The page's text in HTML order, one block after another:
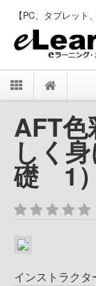
【PC、タブレット
AFT色
しく
礎 1
インストラクタ